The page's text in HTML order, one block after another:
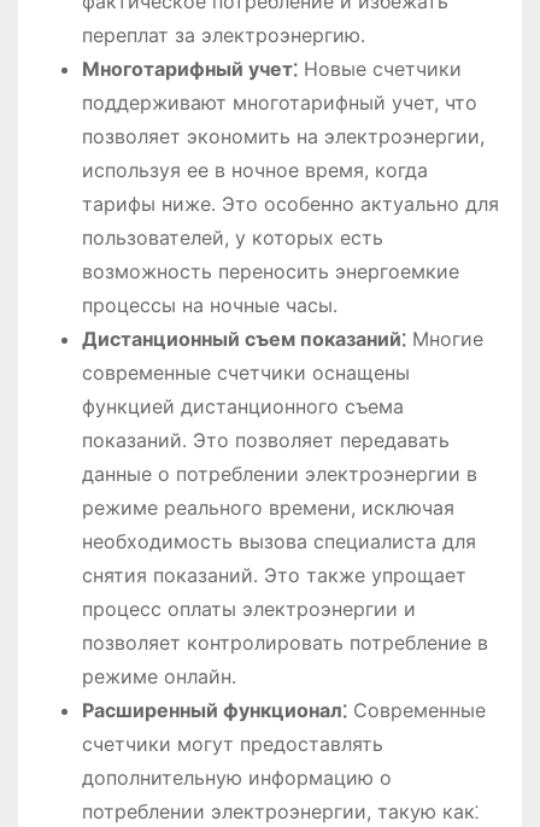
переплат за электроэнергию․
Многотарифный учет⁚Новые счетчики
поддерживают многотарифный учет, что
позволяет экономить на электроэнергии,
используя ее в ночное время, когда
тарифы ниже․ Это особенно актуально для
пользователей, у которых есть
возможность переносить энергоемкие
процессы на ночные часы․
Дистанционный съем показаний⁚Многие
современные счетчики оснащены
функцией дистанционного съема
показаний․ Это позволяет передавать
данные о потреблении электроэнергии в
режиме реального времени, исключая
необходимость вызова специалиста для
снятия показаний․ Это также упрощает
процесс оплаты электроэнергии и
позволяет контролировать потребление в
режиме онлайн․
Расширенный функционал⁚Современные
счетчики могут предоставлять
дополнительную информацию о
потреблении электроэнергии, такую как⁚